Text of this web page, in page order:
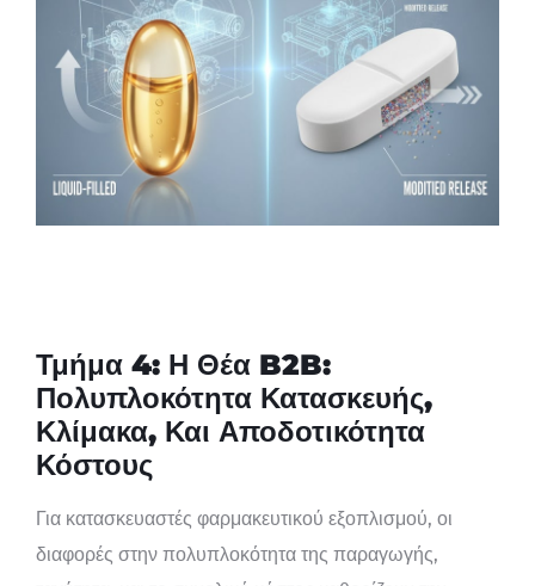
Τμήμα 4: Η Θέα B2B:
Πολυπλοκότητα Κατασκευής,
Κλίμακα, Και Αποδοτικότητα
Κόστους
Για κατασκευαστές φαρμακευτικού εξοπλισμού, οι
διαφορές στην πολυπλοκότητα της παραγωγής,